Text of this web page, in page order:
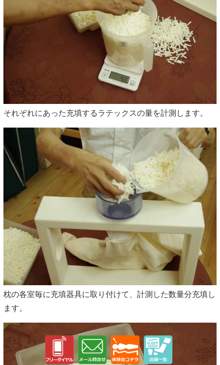
それぞれにあった充填するラテックスの量を計測します。
枕の各室毎に充填器具に取り付けて、計測した数量分充填し
ます。